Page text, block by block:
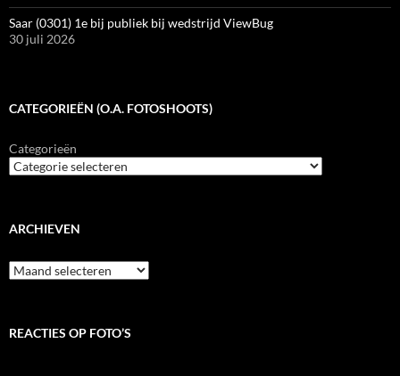
Saar (0301) 1e bij publiek bij wedstrijd ViewBug
30 juli 2026
CATEGORIEËN (O.A. FOTOSHOOTS)
Categorieën
ARCHIEVEN
Archieven
REACTIES OP FOTO’S